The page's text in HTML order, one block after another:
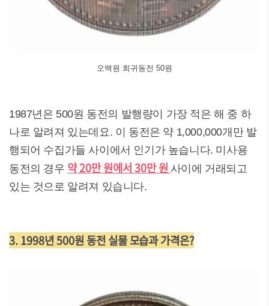
오백원 희귀동전 50원
1987년은 500원 동전의 발행량이 가장 적은 해 중 하
나로 알려져 있는데요. 이 동전은 약 1,000,000개만 발
행되어 수집가들 사이에서 인기가 높습니다. 미사용
동전의 경우 약 20만 원에서 30만 원 사이에 거래되고
있는 것으로 알려져 있습니다.
3. 1998년 500원 동전 실물 모습과 가격은?